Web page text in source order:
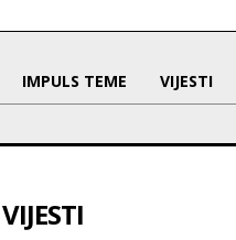
IMPULS TEME VIJESTI